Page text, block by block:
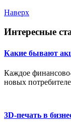
Наверх
Интересные
Какие бывают
Каждое
новых
3D-печать в